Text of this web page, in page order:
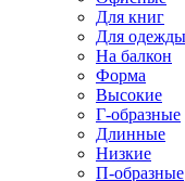
Для книг
Для одежды
На балкон
Форма
Высокие
Г-образные
Длинные
Низкие
П-образные